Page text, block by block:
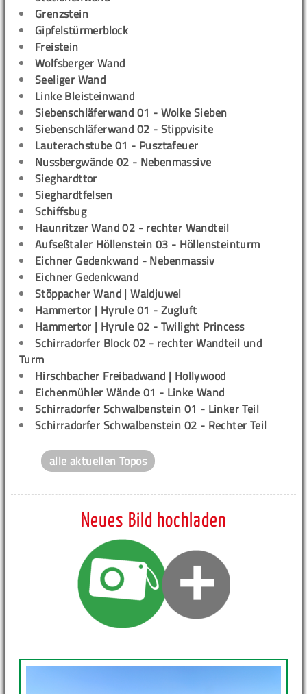
Grenzstein
Gipfelstürmerblock
Freistein
Wolfsberger Wand
Seeliger Wand
Linke Bleisteinwand
Siebenschläferwand 01 - Wolke Sieben
Siebenschläferwand 02 - Stippvisite
Lauterachstube 01 - Pusztafeuer
Nussbergwände 02 - Nebenmassive
Sieghardttor
Sieghardtfelsen
Schiffsbug
Haunritzer Wand 02 - rechter Wandteil
Aufseßtaler Höllenstein 03 - Höllensteinturm
Eichner Gedenkwand - Nebenmassiv
Eichner Gedenkwand
Stöppacher Wand | Waldjuwel
Hammertor | Hyrule 01 - Zugluft
Hammertor | Hyrule 02 - Twilight Princess
Schirradorfer Block 02 - rechter Wandteil und
Turm
Hirschbacher Freibadwand | Hollywood
Eichenmühler Wände 01 - Linke Wand
Schirradorfer Schwalbenstein 01 - Linker Teil
Schirradorfer Schwalbenstein 02 - Rechter Teil
alle aktuellen Topos
Neues Bild hochladen